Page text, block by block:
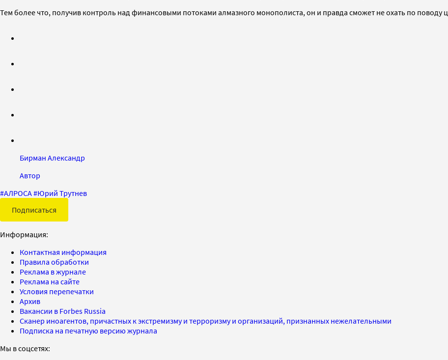
Тем более что, получив контроль над финансовыми потоками алмазного монополиста, он и правда сможет не охать по поводу
Бирман Александр
Автор
#АЛРОСА#Юрий Трутнев
Подписаться
Информация:
Контактная информация
Правила обработки
Реклама в журнале
Реклама на сайте
Условия перепечатки
Архив
Вакансии в Forbes Russia
Сканер иноагентов, причастных к экстремизму и терроризму и организаций, признанных нежелательными
Подписка на печатную версию журнала
Мы в соцсетях: